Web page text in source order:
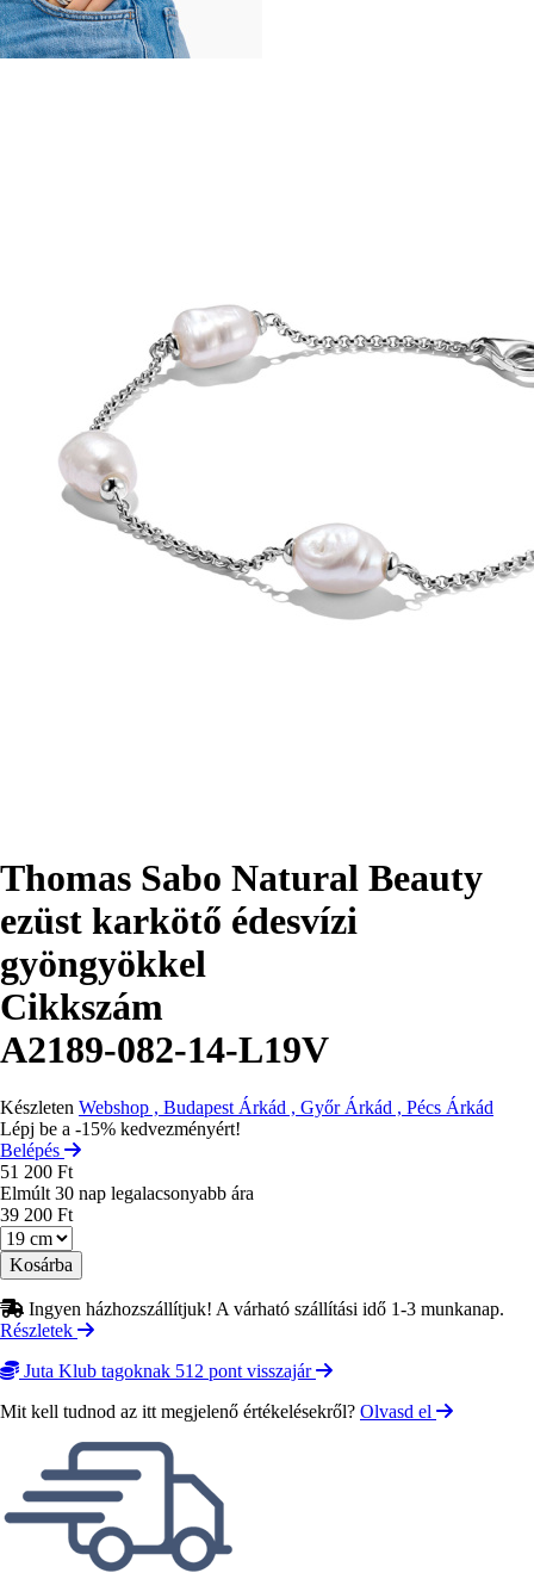
Thomas Sabo Natural Beauty
ezüst karkötő édesvízi
gyöngyökkel
Cikkszám
A2189-082-14-L19V
Készleten Webshop , Budapest Árkád , Győr Árkád , Pécs Árkád
Lépj be a -15% kedvezményért!
Belépés
51 200 Ft
Elmúlt 30 nap legalacsonyabb ára
39 200 Ft
Méret
Ingyen házhozszállítjuk! A várható szállítási idő 1-3 munkanap.
Részletek
Juta Klub tagoknak 512 pont visszajár
Mit kell tudnod az itt megjelenő értékelésekről? Olvasd el